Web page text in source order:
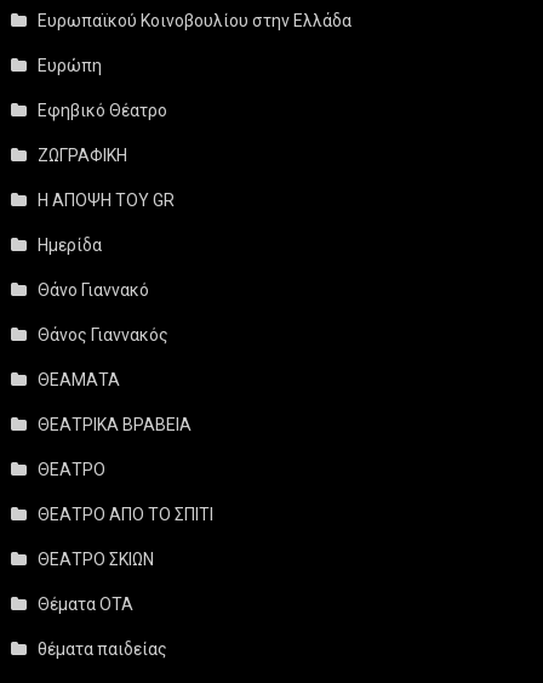
Ευρωπαϊκού Κοινοβουλίου στην Ελλάδα
Ευρώπη
Εφηβικό Θέατρο
ΖΩΓΡΑΦΙΚΗ
Η ΑΠΟΨΗ ΤΟΥ GR
Ημερίδα
Θάνο Γιαννακό
Θάνος Γιαννακός
ΘΕΑΜΑΤΑ
ΘΕΑΤΡΙΚΑ ΒΡΑΒΕΙΑ
ΘΕΑΤΡΟ
ΘΕΑΤΡΟ ΑΠΟ ΤΟ ΣΠΙΤΙ
ΘΕΑΤΡΟ ΣΚΙΩΝ
Θέματα ΟΤΑ
θέματα παιδείας